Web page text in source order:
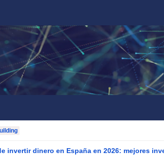
España en 2026: mejores inversiones y